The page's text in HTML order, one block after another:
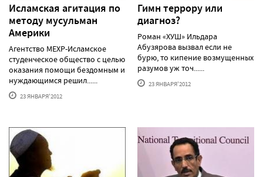
Исламская агитация по
методу мусульман
Америки
Агентство МЕХР-Исламское
студенческое общество с целью
оказания помощи бездомным и
нуждающимся решил......
23 ЯНВАРЯ'2012
Гимн террору или
диагноз?
Роман «ХУШ» Ильдара
Абузярова вызвал если не
бурю, то кипение возмущенных
разумов уж точ......
23 ЯНВАРЯ'2012